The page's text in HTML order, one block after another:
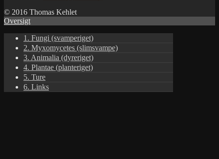
© 2016 Thomas Kehlet
Oversigt
1. Fungi (svamperiget)
2. Myxomycetes (slimsvampe)
3. Animalia (dyreriget)
4. Plantae (planteriget)
5. Ture
6. Links